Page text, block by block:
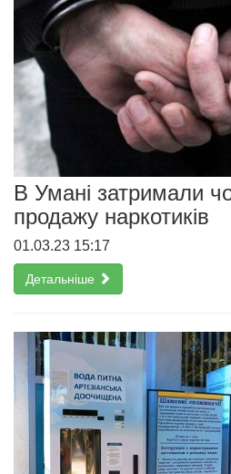
В Умані затримали
продажу наркотиків
01.03.23 15:17
Детальніше